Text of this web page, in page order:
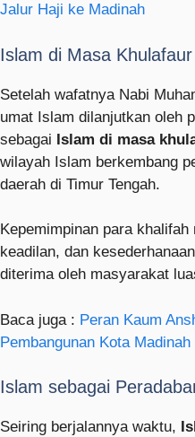
Jalur Haji ke Madinah
Islam di Masa
Setelah wafatnya Nabi
umat Islam dilanjutkan oleh
sebagai Islam di masa
wilayah Islam berkembang
daerah di Timur Tengah.
Kepemimpinan para
keadilan, dan
diterima oleh masyarakat
Baca juga : Peran Kaum
Pembangunan Kota Madinah
Islam sebagai
Seiring berjalannya waktu,